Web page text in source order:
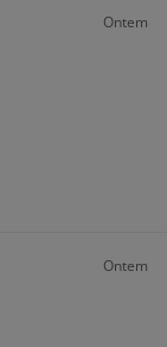
Ontem
Ontem